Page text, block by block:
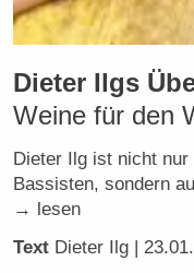
Dieter Ilgs
Weine für den
Dieter Ilg ist nicht
Bassisten, sondern
→ lesen
Text Dieter Ilg |